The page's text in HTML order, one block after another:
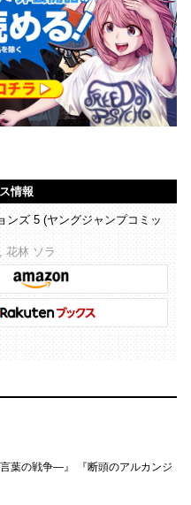
情報
ンズ 5 (ヤングジャンプコミッ
花林 ソラ
葉の戦争―』 『断頭のアルカンジ